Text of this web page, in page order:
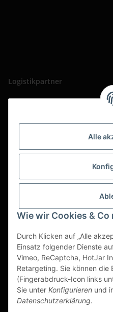
Alle
Wie wir Cookies & Co
Durch Klicken auf „Alle
Einsatz folgender Dienste
Vimeo, ReCaptcha, HotJar
Retargeting. Sie können die
(Fingerabdruck-Icon links
Sie unter Konfigurieren und
Datenschutzerklärung.
Logistikpartner
Vertrag
* Alle Preise zzgl. gesetzlicher USt.,